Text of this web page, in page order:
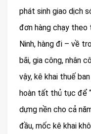
phát sinh giao dịch
đơn hàng chạy theo
Ninh, hàng đi – về
bãi, gia công, nhân
vậy, kê khai thuế
hoàn tất thủ tục để
dựng nền cho cả
đầu, mốc kê khai